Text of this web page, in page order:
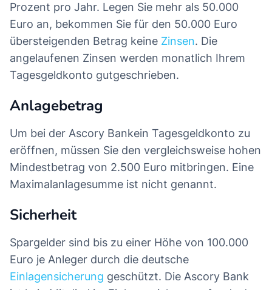
Prozent pro Jahr. Legen Sie mehr als 50.000
Euro an, bekommen Sie für den 50.000 Euro
übersteigenden Betrag keine Zinsen. Die
angelaufenen Zinsen werden monatlich Ihrem
Tagesgeldkonto gutgeschrieben.
Anlagebetrag
Um bei der Ascory Bankein Tagesgeldkonto zu
eröffnen, müssen Sie den vergleichsweise hohen
Mindestbetrag von 2.500 Euro mitbringen. Eine
Maximalanlagesumme ist nicht genannt.
Sicherheit
Spargelder sind bis zu einer Höhe von 100.000
Euro je Anleger durch die deutsche
Einlagensicherung geschützt. Die Ascory Bank